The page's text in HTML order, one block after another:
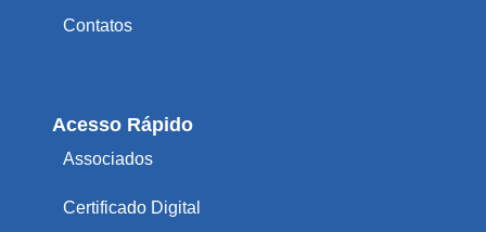
Contatos
Acesso Rápido
Associados
Certificado Digital